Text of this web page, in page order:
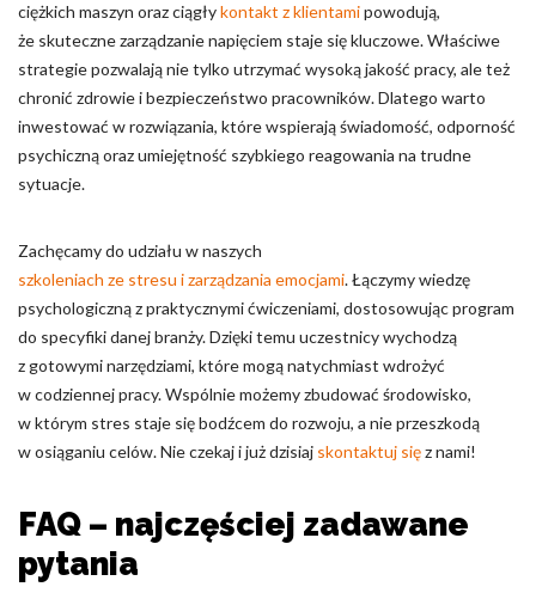
ciężkich maszyn oraz ciągłykontakt z klientamipowodują,
że skuteczne zarządzanie napięciem staje się kluczowe. Właściwe
strategie pozwalają nie tylko utrzymać wysoką jakość pracy, ale też
chronić zdrowie i bezpieczeństwo pracowników. Dlatego warto
inwestować w rozwiązania, które wspierają świadomość, odporność
psychiczną oraz umiejętność szybkiego reagowania na trudne
sytuacje.
Zachęcamy do udziału w naszych
szkoleniach ze stresu i zarządzania emocjami. Łączymy wiedzę
psychologiczną z praktycznymi ćwiczeniami, dostosowując program
do specyfiki danej branży. Dzięki temu uczestnicy wychodzą
z gotowymi narzędziami, które mogą natychmiast wdrożyć
w codziennej pracy. Wspólnie możemy zbudować środowisko,
w którym stres staje się bodźcem do rozwoju, a nie przeszkodą
w osiąganiu celów. Nie czekaj i już dzisiaj skontaktuj sięz nami!
FAQ – najczęściej zadawane
pytania